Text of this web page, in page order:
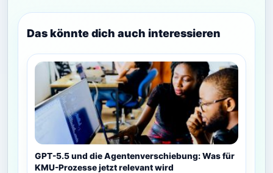
Das könnte dich auch interessieren
GPT-5.5 und die Agentenverschiebung: Was für
KMU-Prozesse jetzt relevant wird